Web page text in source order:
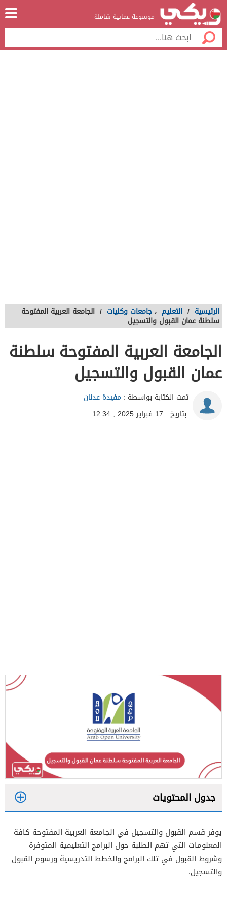
موسوعة عمانية شاملة
الرئيسية / التعليم ، جامعات وكليات / الجامعة العربية المفتوحة
سلطنة عمان القبول والتسجيل
الجامعة العربية المفتوحة سلطنة
عمان القبول والتسجيل
تمت الكتابة بواسطة : مفيدة عدنان
بتاريخ : 17 فبراير 2025 , 12:34
جدول المحتويات
2
يوفر قسم القبول والتسجيل في الجامعة العربية المفتوحة كافة
المعلومات التي تهم الطلبة حول البرامج التعليمية المتوفرة
وشروط القبول في تلك البرامج والخطط التدريسية ورسوم القبول
والتسجيل.